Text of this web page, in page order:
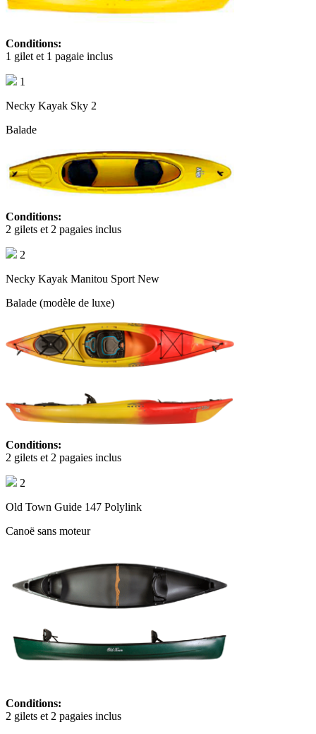
Conditions:
1 gilet et 1 pagaie inclus
1
Necky Kayak Sky 2
Balade
Conditions:
2 gilets et 2 pagaies inclus
2
Necky Kayak Manitou Sport New
Balade (modèle de luxe)
Conditions:
2 gilets et 2 pagaies inclus
2
Old Town Guide 147 Polylink
Canoë sans moteur
Conditions:
2 gilets et 2 pagaies inclus